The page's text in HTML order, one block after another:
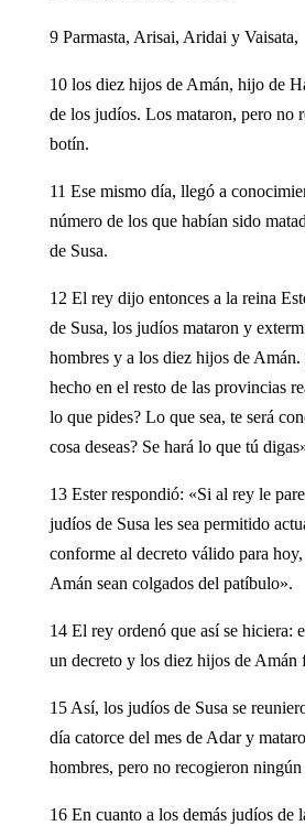
9 Parmasta, Arisai, Aridai y Vaisata,
10 los diez hijos de Amán, hijo de
de los judíos. Los mataron, pero no
botín.
11 Ese mismo día, llegó a
número de los que habían sido
de Susa.
12 El rey dijo entonces a la reina
de Susa, los judíos mataron y
hombres y a los diez hijos de Amán.
hecho en el resto de las provincias
lo que pides? Lo que sea, te será
cosa deseas? Se hará lo que tú
13 Ester respondió: «Si al rey le
judíos de Susa les sea permitido
conforme al decreto válido para
Amán sean colgados del patíbulo».
14 El rey ordenó que así se hiciera:
un decreto y los diez hijos de Amán
15 Así, los judíos de Susa se
día catorce del mes de Adar y
hombres, pero no recogieron
16 En cuanto a los demás judíos de